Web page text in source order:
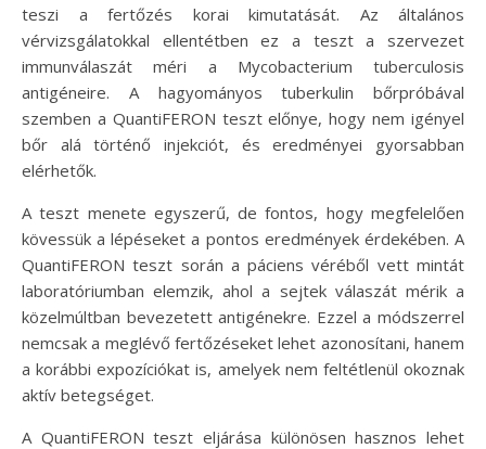
teszi a fertőzés korai kimutatását. Az általános
vérvizsgálatokkal ellentétben ez a teszt a szervezet
immunválaszát méri a Mycobacterium tuberculosis
antigéneire. A hagyományos tuberkulin bőrpróbával
szemben a QuantiFERON teszt előnye, hogy nem igényel
bőr alá történő injekciót, és eredményei gyorsabban
elérhetők.
A teszt menete egyszerű, de fontos, hogy megfelelően
kövessük a lépéseket a pontos eredmények érdekében. A
QuantiFERON teszt során a páciens véréből vett mintát
laboratóriumban elemzik, ahol a sejtek válaszát mérik a
közelmúltban bevezetett antigénekre. Ezzel a módszerrel
nemcsak a meglévő fertőzéseket lehet azonosítani, hanem
a korábbi expozíciókat is, amelyek nem feltétlenül okoznak
aktív betegséget.
A QuantiFERON teszt eljárása különösen hasznos lehet